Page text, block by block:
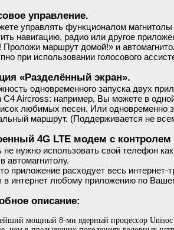
управление.
управлять функционалом
навигацию, радио или другое
Проложи маршрут домой!» и
при использовании голосового
«Разделённый экран».
одновременного запуска двух
C4 Aircross: например, Вы можете в
любимых песен. Или одновременно
маршрут. (Поддерживается не
4G LTE модем с контролем
не нужно использовать свой телефон
автомагнитолу.
приложение расходует весь
в интернет любому приложению по
описание:
мощный 8-ми ядерный процессор Unisoc